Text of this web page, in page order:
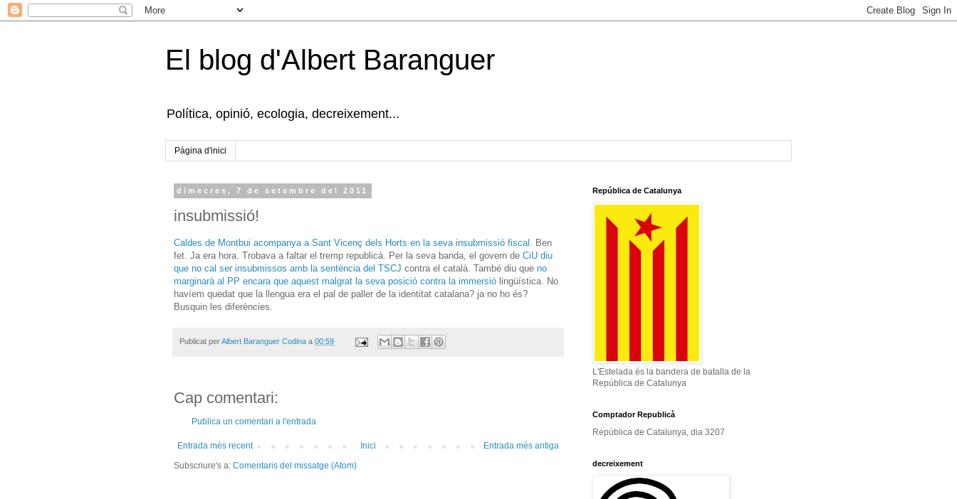
El blog d'Albert Baranguer
Política, opinió, ecologia, decreixement...
Pàgina d'inici
dimecres, 7 de setembre del 2011
insubmissió!
Caldes de Montbui acompanya a Sant Vicenç dels Horts en la seva insubmissió fiscal . Ben
fet. Ja era hora. Trobava a faltar el tremp republicà. Per la seva banda, el govern de CiU diu
que no cal ser insubmissos amb la sentència del TSCJ contra el català. També diu que no
marginarà al PP encara que aquest malgrat la seva posició contra la immersió lingüística. No
havíem quedat que la llengua era el pal de paller de la identitat catalana? ja no ho és?
Busquin les diferències.
Publicat perAlbert Baranguer Codina a 00:59
Cap comentari:
Publica un comentari a l'entrada
Entrada més recent Entrada més antiga
Inici
Subscriure's a: Comentaris del missatge (Atom)
República de Catalunya
L'Estelada és la bandera de batalla de la
República de Catalunya
Comptador Republicà
República de Catalunya, dia 3207
decreixement